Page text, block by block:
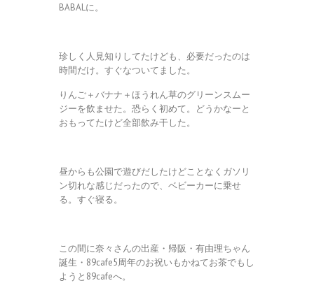
BABALに。
珍しく人見知りしてたけども、必要だったのは
時間だけ。すぐなついてました。
りんご＋バナナ＋ほうれん草のグリーンスムー
ジーを飲ませた。恐らく初めて。どうかなーと
おもってたけど全部飲み干した。
昼からも公園で遊びだしたけどことなくガソリ
ン切れな感じだったので、ベビーカーに乗せ
る。すぐ寝る。
この間に奈々さんの出産・帰阪・有由理ちゃん
誕生・89cafe5周年のお祝いもかねてお茶でもし
ようと89cafeへ。